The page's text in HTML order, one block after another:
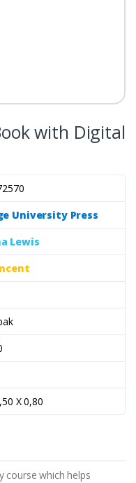
with Digital
University Press
Lewis
X 0,80
course which helps